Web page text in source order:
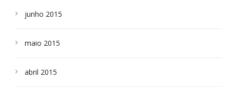
junho 2015
maio 2015
abril 2015